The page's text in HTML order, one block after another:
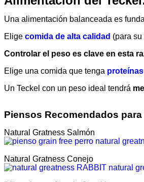
Una alimentación balanceada es
Elige comida de alta calidad (para
Controlar el peso es clave en esta
Elige una comida que tenga
Un Teckel con un peso ideal tendrá
Piensos Recomendados para
Natural Gratness Salmón
Natural Gratness Conejo